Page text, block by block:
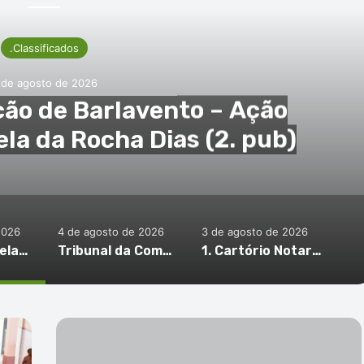
.Classificados
agosto de 2026
de Barlavento – Ação
da Rocha Dias (2. pub)
Tribunal da Relação de Barlavento – Ação Especial de Manuela da Rocha Dias (2. pub)
4 de agosto de 2026
Tribunal da Comarca de São Vicente – Ação Especial da autora Alcinda Andrade AFonseca Oghotuama (2. pub)
3 de agosto de 2026
1. Cartório Notarial de São Vicente – Habilitação de Herdeiros de Afonso João Lima (1. pub)
Tribunal